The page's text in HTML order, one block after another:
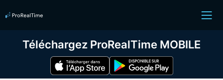
Téléchargez ProRealTime MOBILE